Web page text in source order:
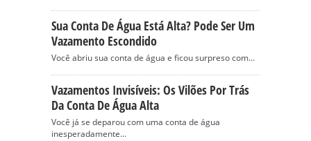
Sua Conta De Água Está Alta? Pode Ser Um
Vazamento Escondido
Você abriu sua conta de água e ficou surpreso com...
Vazamentos Invisíveis: Os Vilões Por Trás
Da Conta De Água Alta
Você já se deparou com uma conta de água
inesperadamente...